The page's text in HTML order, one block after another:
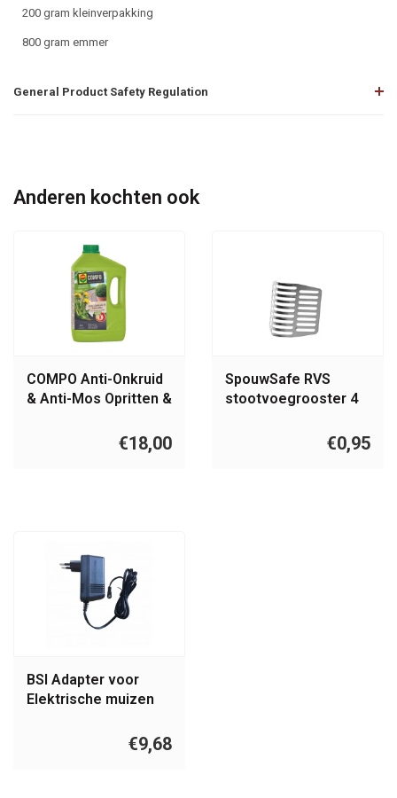
200 gram kleinverpakking
800 gram emmer
General Product Safety Regulation
Anderen kochten ook
COMPO Anti-Onkruid
& Anti-Mos Opritten &
€18,00
SpouwSafe RVS
stootvoegrooster 4
€0,95
BSI Adapter voor
Elektrische muizen
€9,68